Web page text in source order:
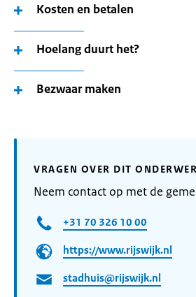
Kosten en betalen
Hoelang duurt het?
Bezwaar maken
VRAGEN OVER DIT
Neem contact op met de
+31 70 326 10 00
https://www.rijswijk.nl
stadhuis@rijswijk.nl